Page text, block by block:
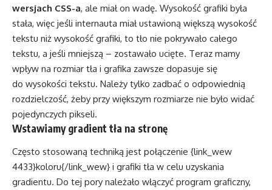
wersjach CSS-a, ale miał on wadę. Wysokość grafiki była
stała, więc jeśli internauta miał ustawioną większą wysokość
tekstu niż wysokość grafiki, to tło nie pokrywało całego
tekstu, a jeśli mniejszą – zostawało ucięte. Teraz mamy
wpływ na rozmiar tła i grafika zawsze dopasuje się
do wysokości tekstu. Należy tylko zadbać o odpowiednią
rozdzielczość, żeby przy większym rozmiarze nie było widać
pojedynczych pikseli.
Wstawiamy gradient tła na stronę
Często stosowaną techniką jest połączenie {link_wew
4433}koloru{/link_wew} i grafiki tła w celu uzyskania
gradientu. Do tej pory należało włączyć program graficzny,